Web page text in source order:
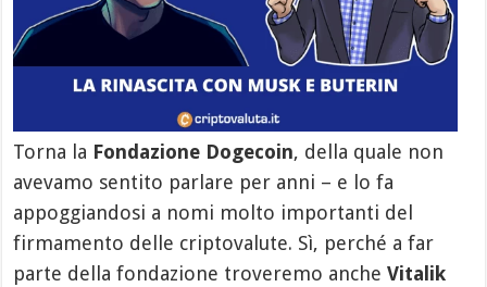
Torna la Fondazione Dogecoin, della quale non
avevamo sentito parlare per anni – e lo fa
appoggiandosi a nomi molto importanti del
firmamento delle criptovalute. Sì, perché a far
parte della fondazione troveremo ancheVitalik